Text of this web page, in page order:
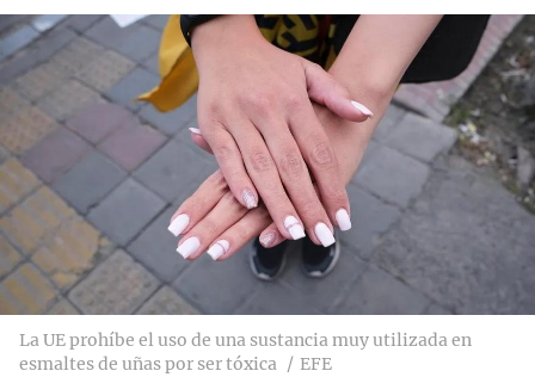
La UE prohíbe el uso de una sustancia muy utilizada en
esmaltes de uñas por ser tóxica
EFE